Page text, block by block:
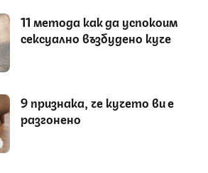
11 метода как да успокоим
сексуално възбудено куче
9 признака, че кучето ви е
разгонено